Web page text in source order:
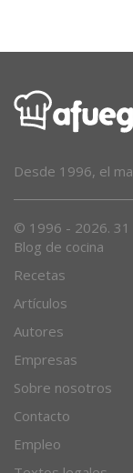
Blog de cocina
Recetas
Artículos
Autores
Empresas
Sobre nosotros
Contacto